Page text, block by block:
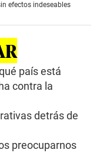
efectos indeseables
país está
contra la
detrás de
preocuparnos